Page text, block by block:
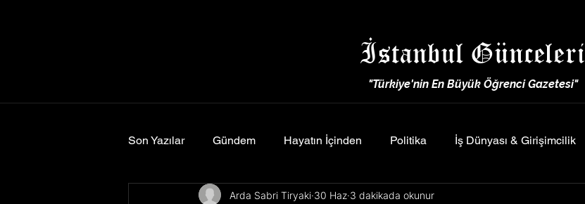
İstanbul Günceleri
"Türkiye'nin En Büyük Öğrenci Gazetesi"
Son Yazılar Gündem Hayatın İçinden Politika İş Dünyası & Girişimcilik
Yemek & Seyahat
Arda Sabri Tiryaki 30 Haz 3 dakikada okunur